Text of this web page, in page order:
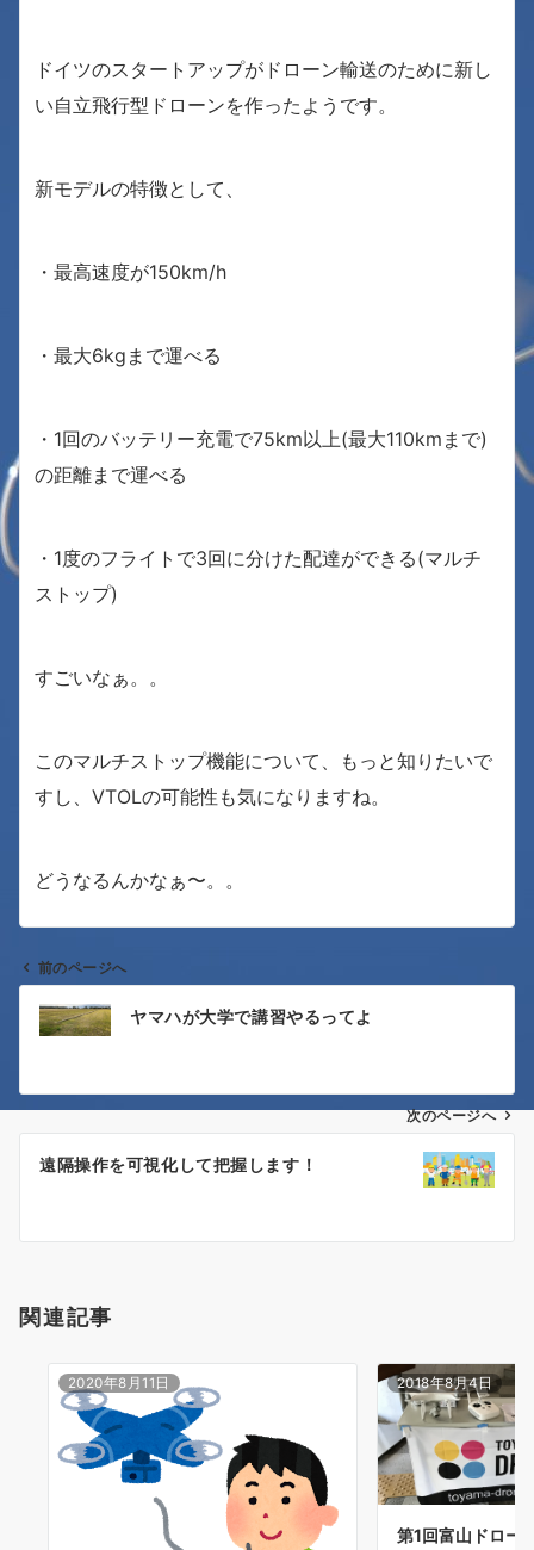
ドイツのスタートアップがドローン輸送のために新し
い自立飛行型ドローンを作ったようです。
新モデルの特徴として、
・最高速度が150km/h
・最大6kgまで運べる
・1回のバッテリー充電で75km以上(最大110kmまで)
の距離まで運べる
・1度のフライトで3回に分けた配達ができる(マルチ
ストップ)
すごいなぁ。。
このマルチストップ機能について、もっと知りたいで
すし、VTOLの可能性も気になりますね。
どうなるんかなぁ〜。。
投
稿
ナ
ゲ
シ
ン
前のページへ
ヤマハが大学で講習やるってよ
次のページへ
遠隔操作を可視化して把握します！
関連記事
2020年8月11日 2018年8月4日
第1回富山ドロー